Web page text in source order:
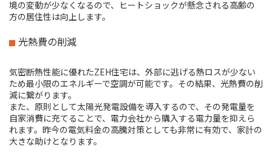
境の変動が少なくなるので、ヒートショックが懸念される高齢の
方の居住性は向上します。
光熱費の削減
気密断熱性能に優れたZEH住宅は、外部に逃げる熱ロスが少ない
ため最小限のエネルギーで空調が可能です。その結果、光熱費の削
減に繋がります。
また、原則として太陽光発電設備を導入するので、その発電量を
自家消費に充てることで、電力会社から購入する電力量を抑えら
れます。昨今の電気料金の高騰対策としても非常に有効で、家計の
大きな助けとなります。